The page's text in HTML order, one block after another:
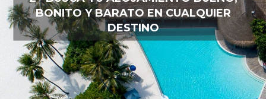
BONITO Y BARATO EN CUALQUIER
DESTINO